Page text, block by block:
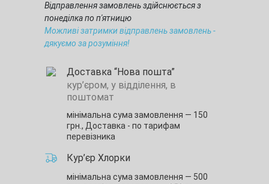
Відправлення замовлень здійснюється з
понеділка по п'ятницю
Можливі затримки відправлень замовлень -
дякуємо за розуміння!
Доставка “Нова пошта”
кур’єром, у відділення, в
поштомат
мінімальна сума замовлення — 150
грн., Доставка - по тарифам
перевізника
Кур’єр Хлорки
мінімальна сума замовлення — 500